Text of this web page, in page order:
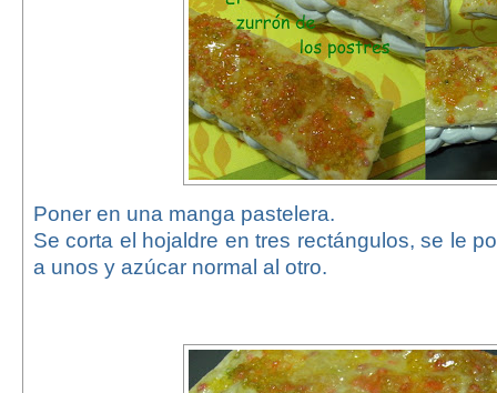
Poner en una manga pastelera.
Se corta el hojaldre en tres rectángulos, se le
a unos y azúcar normal al otro.